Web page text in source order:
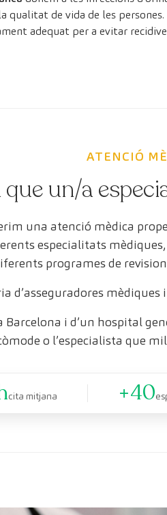
de vida de les
adequat per a evitar
ATENCIÓ
un/a
una atenció mèdica
especialitats
programes de
d’asseguradores
Barcelona i d’un hospital
o l’especialista que
cita mitjana +40